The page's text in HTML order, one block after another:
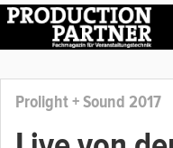
Prolight + Sound 2017